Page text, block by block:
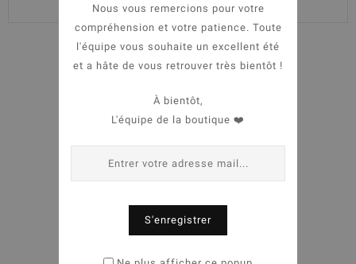
Montrant 1-11 de 11 article(s)
favorite_border
Nous vous remercions pour votre
compréhension et votre patience. Toute
l'équipe vous souhaite un excellent été
et a hâte de vous retrouver très bientôt !
À bientôt,
L'équipe de la boutique ❤️
S'enregistrer